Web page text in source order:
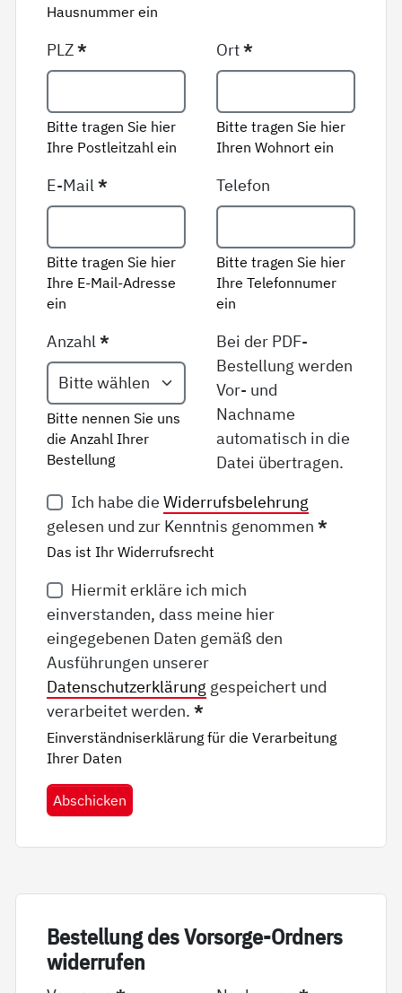
Hausnummer ein
PLZ*
Bitte tragen Sie hier
Ihre Postleitzahl ein
Ort*
Bitte tragen Sie hier
Ihren Wohnort ein
E-Mail*
Bitte tragen Sie hier
Ihre E-Mail-Adresse
ein
Telefon
Bitte tragen Sie hier
Ihre Telefonnumer
ein
Anzahl*
Bitte nennen Sie uns
die Anzahl Ihrer
Bestellung
Bei der PDF-
Bestellung werden
Vor- und
Nachname
automatisch in die
Datei übertragen.
Ich habe die Widerrufsbelehrung
gelesen und zur Kenntnis genommen*
Das ist Ihr Widerrufsrecht
Hiermit erkläre ich mich
einverstanden, dass meine hier
eingegebenen Daten gemäß den
Ausführungen unserer
Datenschutzerklärung gespeichert und
verarbeitet werden.*
Einverständniserklärung für die Verarbeitung
Ihrer Daten
Abschicken
Be­stel­lung des Vor­sor­ge-Ord­ners
wi­der­ru­fen